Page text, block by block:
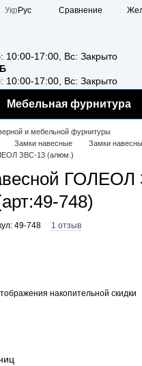
Укр Рус Сравнение
10:00-17:00, Вс: Закрыто
10:00-17:00, Вс: Закрыто
Мебельная фурнитура
и мебельной фурнитуры
Замки навесные
Замки
ЗВС-13 (алюм.)
ГОЛЕОЛ
748)
49-748 1 отзыв
накопительной скидки